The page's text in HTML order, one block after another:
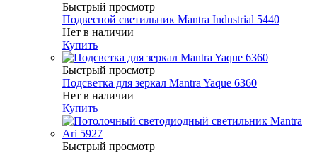
Быстрый просмотр
Подвесной светильник Mantra Industrial 5440
Нет в наличии
Купить
Быстрый просмотр
Подсветка для зеркал Mantra Yaque 6360
Нет в наличии
Купить
Быстрый просмотр